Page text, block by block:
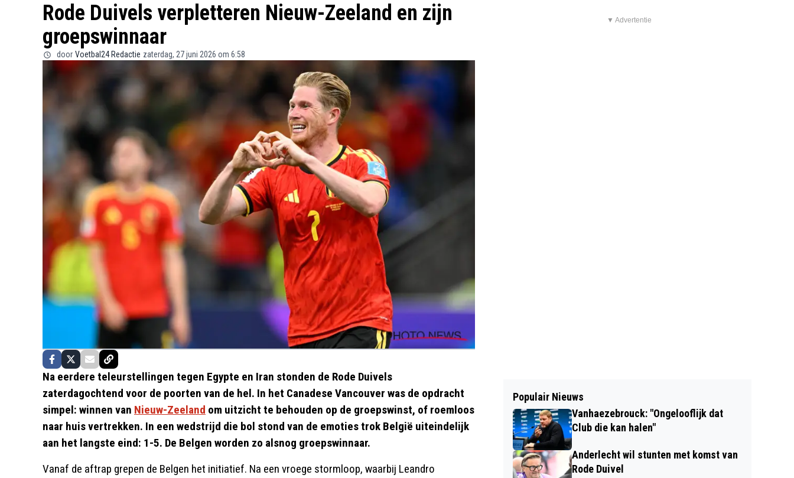
Rode Duivels verpletteren Nieuw-Zeeland en zijn
groepswinnaar
door Voetbal24 Redactie zaterdag, 27 juni 2026 om 6:58
Na eerdere teleurstellingen tegen Egypte en Iran stonden de Rode Duivels
zaterdagochtend voor de poorten van de hel. In het Canadese Vancouver was de opdracht
simpel: winnen van Nieuw-Zeeland om uitzicht te behouden op de groepswinst, of roemloos
naar huis vertrekken. In een wedstrijd die bol stond van de emoties trok België uiteindelijk
aan het langste eind: 1-5. De Belgen worden zo alsnog groepswinnaar.
Vanaf de aftrap grepen de Belgen het initiatief. Na een vroege stormloop, waarbij Leandro
▼ Advertentie
Populair Nieuws
Vanhaezebrouck: "Ongelooflijk dat
Club die kan halen"
Anderlecht wil stunten met komst van
Rode Duivel